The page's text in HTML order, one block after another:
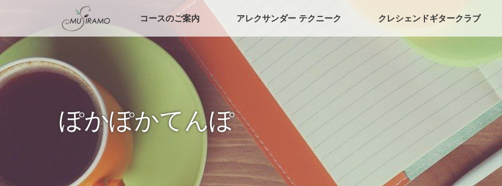
コースのご案内 アレクサンダー テクニーク クレシェンドギタークラブ
ぽかぽかてんぽ